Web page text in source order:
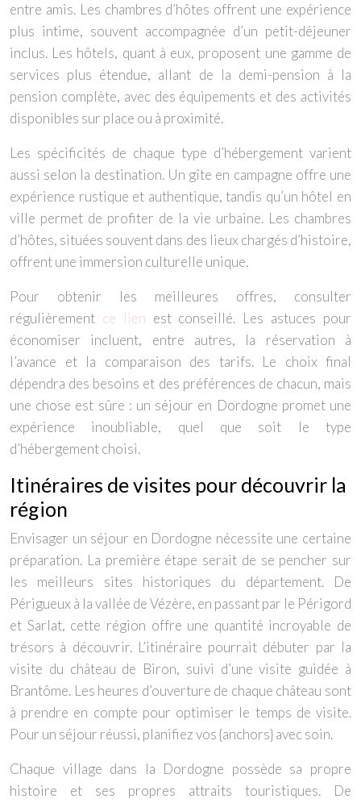
entre amis. Les chambres d’hôtes offrent une expérience
plus intime, souvent accompagnée d’un petit-déjeuner
inclus. Les hôtels, quant à eux, proposent une gamme de
services plus étendue, allant de la demi-pension à la
pension complète, avec des équipements et des activités
disponibles sur place ou à proximité.
Les spécificités de chaque type d’hébergement varient
aussi selon la destination. Un gîte en campagne offre une
expérience rustique et authentique, tandis qu’un hôtel en
ville permet de profiter de la vie urbaine. Les chambres
d’hôtes, situées souvent dans des lieux chargés d’histoire,
offrent une immersion culturelle unique.
Pour obtenir les meilleures offres, consulter
régulièrement ce lien est conseillé. Les astuces pour
économiser incluent, entre autres, la réservation à
l’avance et la comparaison des tarifs. Le choix final
dépendra des besoins et des préférences de chacun, mais
une chose est sûre : un séjour en Dordogne promet une
expérience inoubliable, quel que soit le type
d’hébergement choisi.
Itinéraires de visites pour découvrir la
région
Envisager un séjour en Dordogne nécessite une certaine
préparation. La première étape serait de se pencher sur
les meilleurs sites historiques du département. De
Périgueux à la vallée de Vézère, en passant par le Périgord
et Sarlat, cette région offre une quantité incroyable de
trésors à découvrir. L’itinéraire pourrait débuter par la
visite du château de Biron, suivi d’une visite guidée à
Brantôme. Les heures d’ouverture de chaque château sont
à prendre en compte pour optimiser le temps de visite.
Pour un séjour réussi, planifiez vos {anchors} avec soin.
Chaque village dans la Dordogne possède sa propre
histoire et ses propres attraits touristiques. De